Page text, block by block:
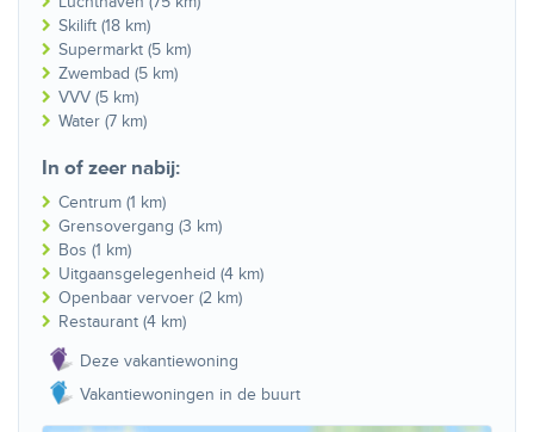
Skilift (18 km)
Supermarkt (5 km)
Zwembad (5 km)
VVV (5 km)
Water (7 km)
In of zeer nabij:
Centrum (1 km)
Grensovergang (3 km)
Bos (1 km)
Uitgaansgelegenheid (4 km)
Openbaar vervoer (2 km)
Restaurant (4 km)
Deze vakantiewoning
Vakantiewoningen in de buurt